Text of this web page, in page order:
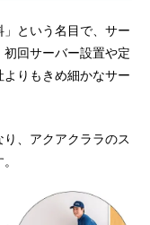
という名目で、サー
回サーバー設置や定
りもきめ細かなサー
、アクアクララのス